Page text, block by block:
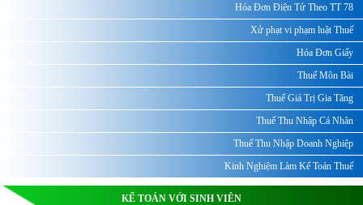
Hóa Đơn Điện Tử Theo TT 78
Xử phạt vi phạm luật Thuế
Hóa Đơn Giấy
Thuế Môn Bài
Thuế Giá Trị Gia Tăng
Thuế Thu Nhập Cá Nhân
Thuế Thu Nhập Doanh Nghiệp
Kinh Nghiệm Làm Kế Toán Thuế
KẾ TOÁN VỚI SINH VIÊN